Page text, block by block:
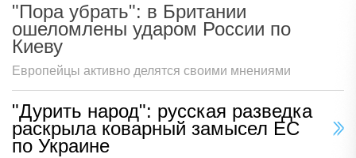
"Пора убрать": в Британии
ошеломлены ударом России по
Киеву
Европейцы активно делятся своими мнениями
"Дурить народ": русская разведка
раскрыла коварный замысел ЕС
по Украине